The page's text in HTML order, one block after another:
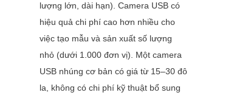
lượng lớn, dài hạn). Camera USB có
hiệu quả chi phí cao hơn nhiều cho
việc tạo mẫu và sản xuất số lượng
nhỏ (dưới 1.000 đơn vị). Một camera
USB nhúng cơ bản có giá từ 15–30 đô
la, không có chi phí kỹ thuật bổ sung